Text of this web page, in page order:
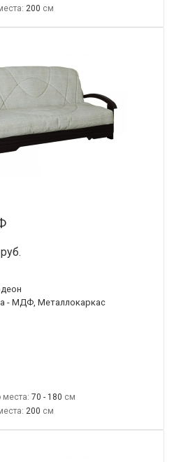
200
руб.
- МДФ, Металлокаркас
места: 70 - 180
200